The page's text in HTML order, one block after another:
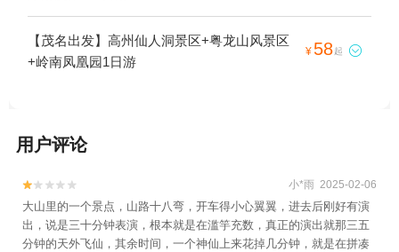
【茂名出发】高州仙人洞景区+粤龙山风景区
+岭南凤凰园1日游
¥ 58起 
用户评论

 小*雨 2025-02-06
大山里的一个景点，山路十八弯，开车得小心翼翼，进去后刚好有演
出，说是三十分钟表演，根本就是在滥竽充数，真正的演出就那三五
分钟的天外飞仙，其余时间，一个神仙上来花掉几分钟，就是在拼凑